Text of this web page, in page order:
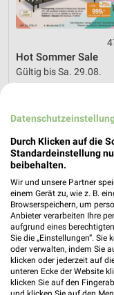
Hot Sommer Sale
Gültig bis Sa. 29.08.
Durch Klicken auf die
Standardeinstellung
beibehalten.
Wir und unsere Partner
einem Gerät zu, wie z. B.
Browserspeichern, um
Anbieter verarbeiten Ihre
aufgrund eines
Sie die „Einstellungen“.
oder verwalten, indem Sie
klicken oder jederzeit auf
unteren Ecke der Website
klicken Sie auf den